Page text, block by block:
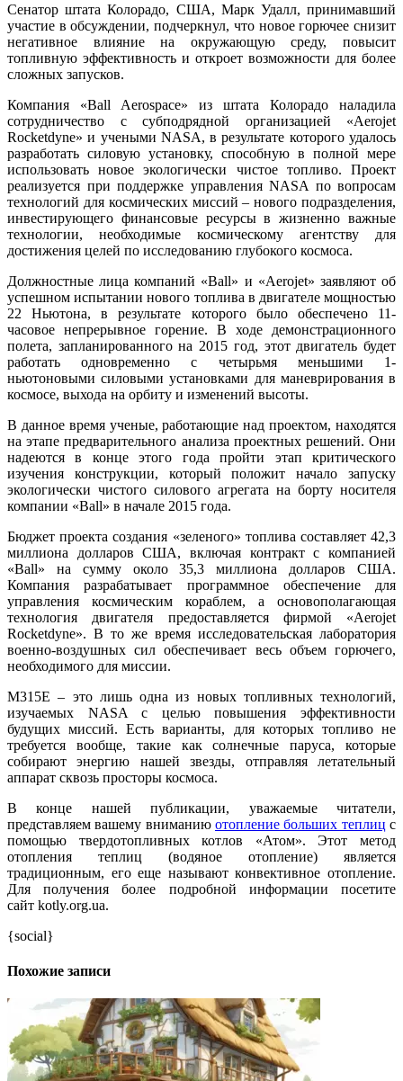
Сенатор штата Колорадо, США, Марк Удалл, принимавший
участие в обсуждении, подчеркнул, что новое горючее снизит
негативное влияние на окружающую среду, повысит
топливную эффективность и откроет возможности для более
сложных запусков.
Компания «Ball Aerospace» из штата Колорадо наладила
сотрудничество с субподрядной организацией «Aerojet
Rocketdyne» и учеными NASA, в результате которого удалось
разработать силовую установку, способную в полной мере
использовать новое экологически чистое топливо. Проект
реализуется при поддержке управления NASA по вопросам
технологий для космических миссий – нового подразделения,
инвестирующего финансовые ресурсы в жизненно важные
технологии, необходимые космическому агентству для
достижения целей по исследованию глубокого космоса.
Должностные лица компаний «Ball» и «Aerojet» заявляют об
успешном испытании нового топлива в двигателе мощностью
22 Ньютона, в результате которого было обеспечено 11-
часовое непрерывное горение. В ходе демонстрационного
полета, запланированного на 2015 год, этот двигатель будет
работать одновременно с четырьмя меньшими 1-
ньютоновыми силовыми установками для маневрирования в
космосе, выхода на орбиту и изменений высоты.
В данное время ученые, работающие над проектом, находятся
на этапе предварительного анализа проектных решений. Они
надеются в конце этого года пройти этап критического
изучения конструкции, который положит начало запуску
экологически чистого силового агрегата на борту носителя
компании «Ball» в начале 2015 года.
Бюджет проекта создания «зеленого» топлива составляет 42,3
миллиона долларов США, включая контракт с компанией
«Ball» на сумму около 35,3 миллиона долларов США.
Компания разрабатывает программное обеспечение для
управления космическим кораблем, а основополагающая
технология двигателя предоставляется фирмой «Aerojet
Rocketdyne». В то же время исследовательская лаборатория
военно-воздушных сил обеспечивает весь объем горючего,
необходимого для миссии.
M315E – это лишь одна из новых топливных технологий,
изучаемых NASA с целью повышения эффективности
будущих миссий. Есть варианты, для которых топливо не
требуется вообще, такие как солнечные паруса, которые
собирают энергию нашей звезды, отправляя летательный
аппарат сквозь просторы космоса.
В конце нашей публикации, уважаемые читатели,
представляем вашему вниманию отопление больших теплиц с
помощью твердотопливных котлов «Атом». Этот метод
отопления теплиц (водяное отопление) является
традиционным, его еще называют конвективное отопление.
Для получения более подробной информации посетите
сайт kotly.org.ua.
{social}
Похожие записи